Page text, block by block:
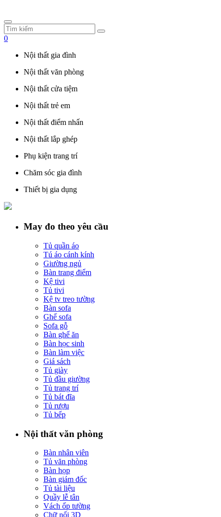
0
Nội thất gia đình
Nội thất văn phòng
Nội thất cửa tiệm
Nội thất trẻ em
Nội thất điểm nhấn
Nội thất lắp ghép
Phụ kiện trang trí
Chăm sóc gia đình
Thiết bị gia dụng
May đo theo yêu cầu
Tủ quần áo
Tú áo cánh kính
Giường ngủ
Bàn trang điểm
Kệ tivi
Tủ tivi
Kệ tv treo tường
Bàn sofa
Ghế sofa
Sofa gỗ
Bàn ghế ăn
Bàn học sinh
Bàn làm việc
Giá sách
Tủ giày
Tủ đầu giường
Tủ trang trí
Tủ bát đĩa
Tủ rượu
Tủ bếp
Nội thất văn phòng
Bàn nhân viên
Tủ văn phòng
Bàn họp
Bàn giám đốc
Tủ tài liệu
Quầy lễ tân
Vách ốp tường
Chữ nổi 3D